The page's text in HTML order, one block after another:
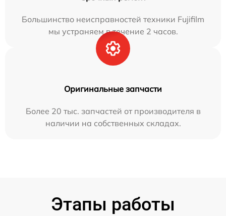
Большинство неисправностей техники Fujifilm
мы устраняем в течение 2 часов.
Оригинальные запчасти
Более 20 тыс. запчастей от производителя в
наличии на собственных складах.
Этапы работы